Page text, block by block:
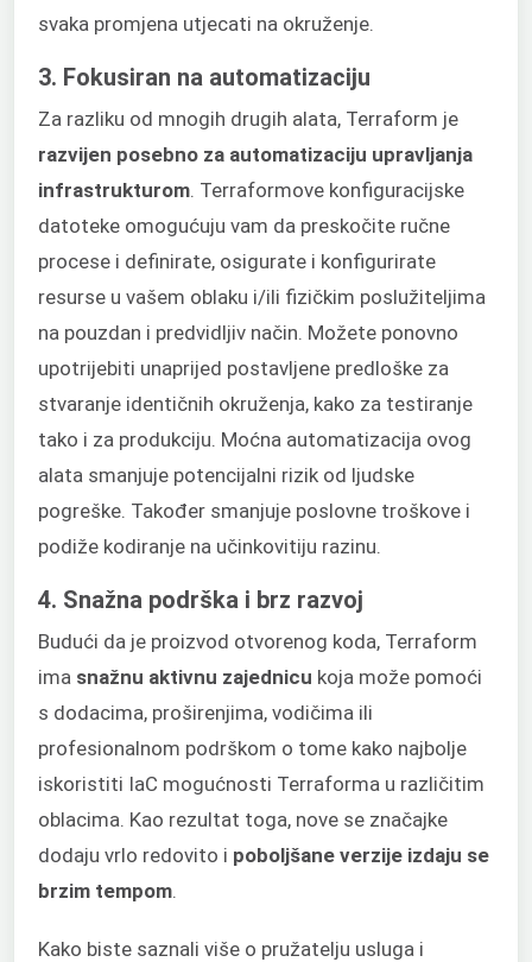
svaka promjena utjecati na okruženje.
3. Fokusiran na automatizaciju
Za razliku od mnogih drugih alata, Terraform je
razvijen posebno za automatizaciju upravljanja
infrastrukturom . Terraformove konfiguracijske
datoteke omogućuju vam da preskočite ručne
procese i definirate, osigurate i konfigurirate
resurse u vašem oblaku i/ili fizičkim poslužiteljima
na pouzdan i predvidljiv način. Možete ponovno
upotrijebiti unaprijed postavljene predloške za
stvaranje identičnih okruženja, kako za testiranje
tako i za produkciju. Moćna automatizacija ovog
alata smanjuje potencijalni rizik od ljudske
pogreške. Također smanjuje poslovne troškove i
podiže kodiranje na učinkovitiju razinu.
4. Snažna podrška i brz razvoj
Budući da je proizvod otvorenog koda, Terraform
ima snažnu aktivnu zajednicu koja može pomoći
s dodacima, proširenjima, vodičima ili
profesionalnom podrškom o tome kako najbolje
iskoristiti IaC mogućnosti Terraforma u različitim
oblacima. Kao rezultat toga, nove se značajke
dodaju vrlo redovito i poboljšane verzije izdaju se
brzim tempom.
Kako biste saznali više o pružatelju usluga i